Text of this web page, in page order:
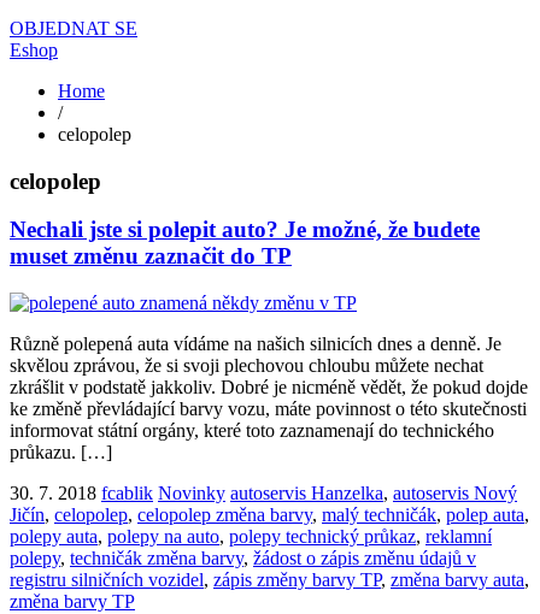
OBJEDNAT SE
Eshop
Home
/
celopolep
celopolep
Nechali jste si polepit auto? Je možné, že budete
muset změnu zaznačit do TP
Různě polepená auta vídáme na našich silnicích dnes a denně. Je
skvělou zprávou, že si svoji plechovou chloubu můžete nechat
zkrášlit v podstatě jakkoliv. Dobré je nicméně vědět, že pokud dojde
ke změně převládající barvy vozu, máte povinnost o této skutečnosti
informovat státní orgány, které toto zaznamenají do technického
průkazu. […]
30. 7. 2018 fcablik Novinky autoservis Hanzelka, autoservis Nový
Jičín, celopolep, celopolep změna barvy, malý techničák, polep auta,
polepy auta, polepy na auto, polepy technický průkaz, reklamní
polepy, techničák změna barvy, žádost o zápis změnu údajů v
registru silničních vozidel, zápis změny barvy TP, změna barvy auta,
změna barvy TP